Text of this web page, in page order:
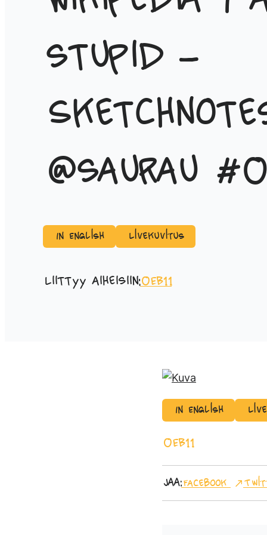
stupid –
@saurau
In English Livekuvitus
Liittyy aiheisiin:OEB11
In English
OEB11
Jaa:Facebook